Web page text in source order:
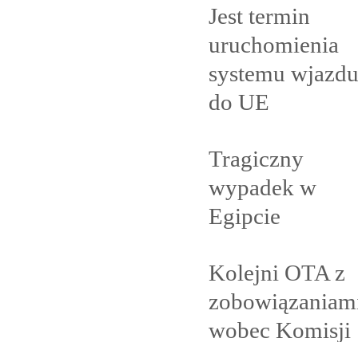
Jest termin
uruchomienia
systemu wjazdu
do UE
Tragiczny
wypadek w
Egipcie
Kolejni OTA z
wobec Komisji